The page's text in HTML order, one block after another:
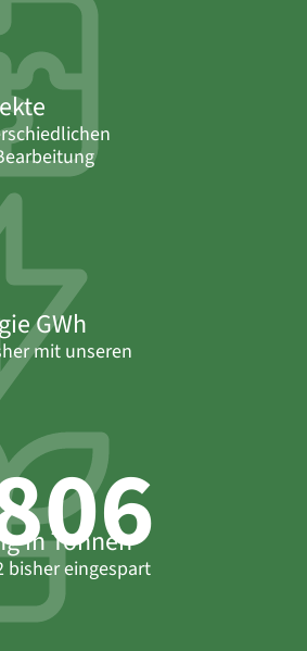
GWh
mit unseren
in Tonnen
bisher eingespart